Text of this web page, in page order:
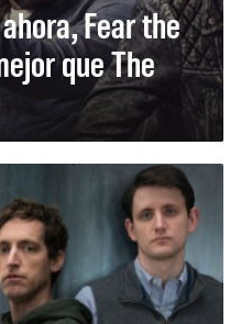
Fear the
que The